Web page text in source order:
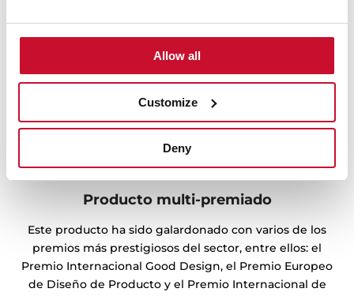
Allow all
Customize
Deny
Producto multi-premiado
Este producto ha sido galardonado con varios de los
premios más prestigiosos del sector, entre ellos: el
Premio Internacional Good Design, el Premio Europeo
de Diseño de Producto y el Premio Internacional de